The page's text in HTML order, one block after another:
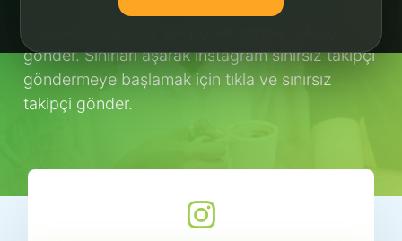
gönder. Sınırları aşarak instagram sınırsız takipçi
göndermeye başlamak için tıkla ve sınırsız
takipçi gönder.